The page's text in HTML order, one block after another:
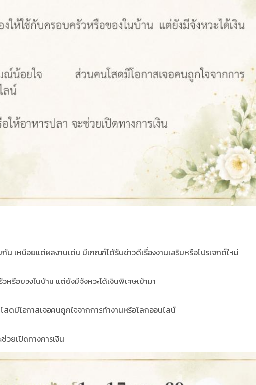
เหนื่อยแต่ผลงานเด่น มีเกณฑ์ได้รับข่าวดีเรื่องงานเสริมหรือโปรเจกต์ใหม่
วหรือของในบ้าน แต่ยังมีจังหวะได้เงินพิเศษเข้ามา
ดมีโอกาสเจอคนถูกใจจากการทำงานหรือโลกออนไลน์
วยเปิดทางการเงิน